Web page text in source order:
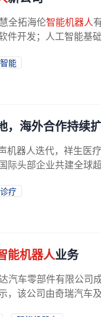
全拓海伦智能机器人
件开发；人工智能基
能
，海外合作持续
机器人迭代，祥生医
际头部企业共建全球
疗
能机器人业务
汽车零部件有限公司
，该公司由奇瑞汽车